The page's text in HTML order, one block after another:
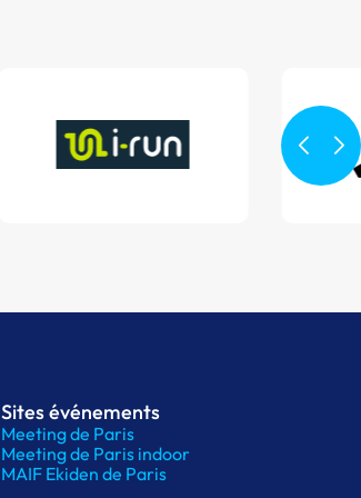
Sites événements
Meeting de Paris
Meeting de Paris indoor
MAIF Ekiden de Paris